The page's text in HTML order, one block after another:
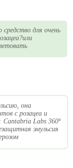
для очень
она
с розацеа и
Cantabria Labs 360º
эмульсия